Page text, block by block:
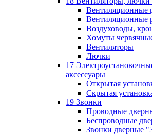
Вентиляционные
Воздуховоды,
Хомуты
Вентиляторы
Лючки
17
аксессуары
Открытая
Скрытая
19 Звонки
Проводные
Беспроводные
Звонки дверные